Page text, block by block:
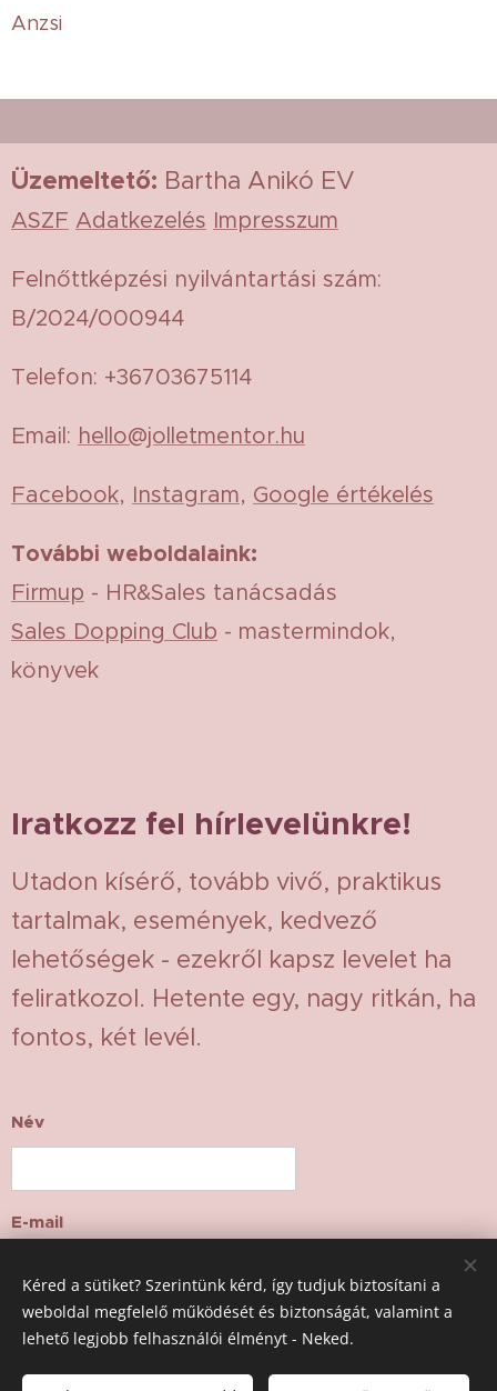
Anzsi
Üzemeltető: Bartha Anikó EV
ASZF Adatkezelés Impresszum
Felnőttképzési nyilvántartási szám:
B/2024/000944
Telefon: +36703675114
Email: hello@jolletmentor.hu
Facebook, Instagram, Google értékelés
További weboldalaink:
Firmup - HR&Sales tanácsadás
Sales Dopping Club - mastermindok,
könyvek
Iratkozz fel hírlevelünkre!
Utadon kísérő, tovább vivő, praktikus
tartalmak, események, kedvező
lehetőségek - ezekről kapsz levelet ha
feliratkozol. Hetente egy, nagy ritkán, ha
fontos, két levél.
Név
E-mail
Feliratkozom!
Kéred a sütiket? Szerintünk kérd, így tudjuk biztosítani a
weboldal megfelelő működését és biztonságát, valamint a
lehető legjobb felhasználói élményt - Neked.